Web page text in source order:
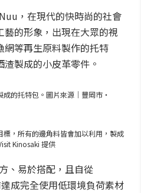
，在現代的快時尚的社會
的形象，出現在大眾的視
等再生原料製作的托特
製成的小皮革零件。
的托特包。圖片來源｜豐岡市・
，所有的邊角料皆會加以利用，製成
Kinosaki 提供
、易於搭配，且自從
成完全使用低環境負荷素材